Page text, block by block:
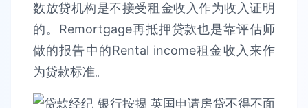
数放贷机构是不接受租金收入作为收入证明
的。Remortgage再抵押贷款也是靠评估师
做的报告中的Rental income租金收入来作
为贷款标准。